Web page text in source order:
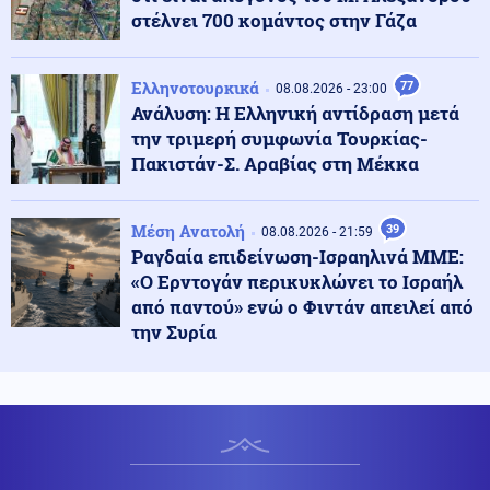
Πολιτική 09.08.2026 - 15:35
καταθέσεις κάτω των 1.000 ευρώ
Ένοπλες Συρράξεις 09.08.2026 - 15:32
Πριν τη συμφωνία...το χάος! Το χτύπημα στην Aramco
και το μπλόκο στο Ορμούζ κρατούν σε "ομηρεία" τις
αγορές καυσίμων
Κόσμος 09.08.2026 - 15:24
Αλβανία: Μεγάλη φωτιά κοντά στα Τίρανα –
Εκκενώθηκαν χωριά
Ορεστιάδα: Εγκατέλειψε το ΙΧ μετά από έλεγχο και
στέλνει 700 κομάντος στην Γάζα
Ελληνοτουρκικά 08.08.2026 - 23:00 77
Ανάλυση: Η Ελληνική αντίδραση μετά
την τριμερή συμφωνία Τουρκίας-
Πακιστάν-Σ. Αραβίας στη Μέκκα
Μέση Ανατολή 08.08.2026 - 21:59 39
Ραγδαία επιδείνωση-Ισραηλινά ΜΜΕ:
«Ο Ερντογάν περικυκλώνει το Ισραήλ
από παντού» ενώ ο Φιντάν απειλεί από
την Συρία